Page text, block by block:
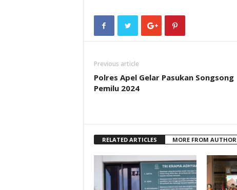
Previous article
Polres Apel Gelar Pasukan Songsong
Pemilu 2024
RELATED ARTICLES MORE FROM AUTHOR